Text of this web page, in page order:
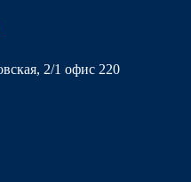
2/1 офис 220